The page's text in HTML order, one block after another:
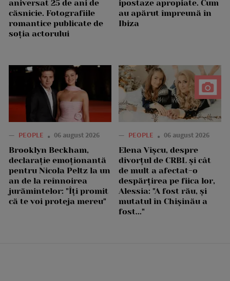
aniversat 25 de ani de
căsnicie. Fotografiile
romantice publicate de
soția actorului
ipostaze apropiate. Cum
au apărut împreună în
Ibiza
— PEOPLE 06 august 2026
Brooklyn Beckham,
declarație emoționantă
pentru Nicola Peltz la un
an de la reînnoirea
jurămintelor: "Îți promit
că te voi proteja mereu"
— PEOPLE 06 august 2026
Elena Vîșcu, despre
divorțul de CRBL și cât
de mult a afectat-o
despărțirea pe fiica lor,
Alessia: "A fost rău, și
mutatul în Chișinău a
fost..."